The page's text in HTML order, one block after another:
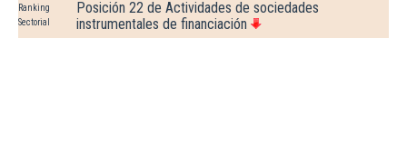
Ranking
Sectorial
Posición 22 de Actividades de sociedades
instrumentales de financiación